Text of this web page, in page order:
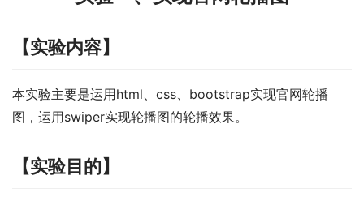
【实验内容】
本实验主要是运用html、css、bootstrap实现官网轮播
图，运用swiper实现轮播图的轮播效果。
【实验目的】